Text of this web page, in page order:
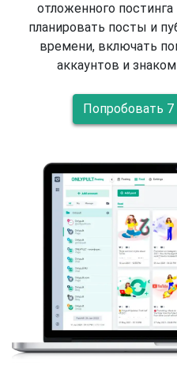
отложенного
планировать посты и
времени, включать
аккаунтов и
Попробовать